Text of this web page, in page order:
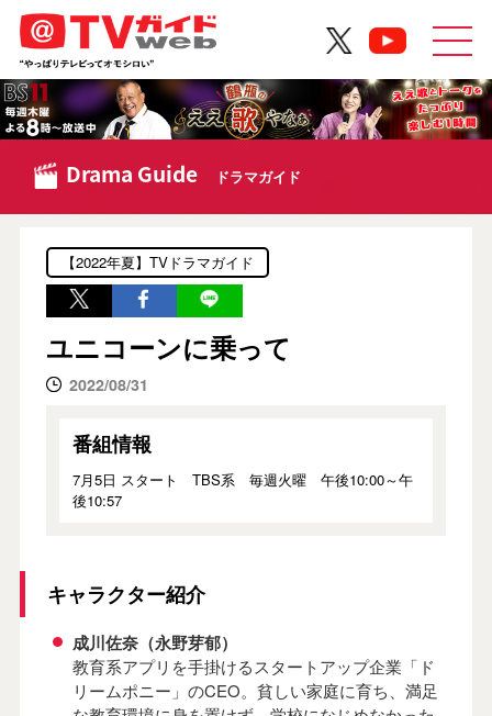
Drama Guide ドラマガイド
【2022年夏】TVドラマガイド
ユニコーンに乗って
2022/08/31
番組情報
7月5日 スタート TBS系 毎週火曜 午後10:00～午
後10:57
キャラクター紹介
成川佐奈（永野芽郁）
教育系アプリを手掛けるスタートアップ企業「ド
リームポニー」のCEO。貧しい家庭に育ち、満足